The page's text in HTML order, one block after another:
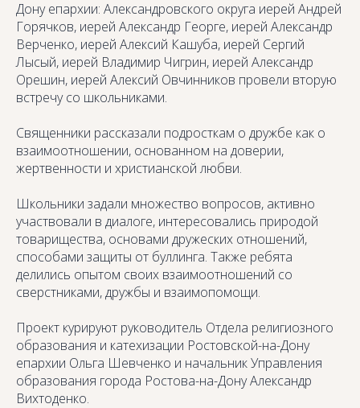
Дону епархии: Александровского округа иерей Андрей
Горячков, иерей Александр Георге, иерей Александр
Верченко, иерей Алексий Кашуба, иерей Сергий
Лысый, иерей Владимир Чигрин, иерей Александр
Орешин, иерей Алексий Овчинников провели вторую
встречу со школьниками.
Священники рассказали подросткам о дружбе как о
взаимоотношении, основанном на доверии,
жертвенности и христианской любви.
Школьники задали множество вопросов, активно
участвовали в диалоге, интересовались природой
товарищества, основами дружеских отношений,
способами защиты от буллинга. Также ребята
делились опытом своих взаимоотношений со
сверстниками, дружбы и взаимопомощи.
Проект курируют руководитель Отдела религиозного
образования и катехизации Ростовской-на-Дону
епархии Ольга Шевченко и начальник Управления
образования города Ростова-на-Дону Александр
Вихтоденко.